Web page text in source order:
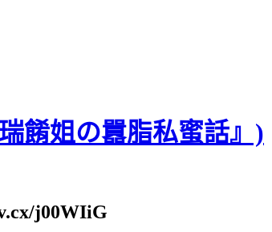
餚姐の囂脂私蜜話』)
j00WIiG